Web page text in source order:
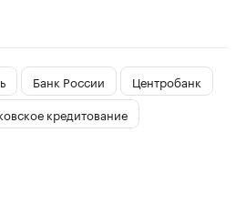
Банк России
Центробанк
кредитование